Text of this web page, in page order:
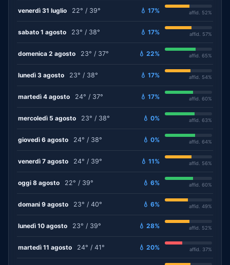
venerdì 31 luglio 22° / 39° 💧 17% affid. 52%
sabato 1 agosto 23° / 38° 💧 17% affid. 57%
domenica 2 agosto 23° / 37° 💧 22% affid. 65%
lunedì 3 agosto 23° / 38° 💧 17% affid. 54%
martedì 4 agosto 24° / 37° 💧 17% affid. 60%
mercoledì 5 agosto 23° / 38° 💧 0% affid. 63%
giovedì 6 agosto 24° / 38° 💧 0% affid. 64%
venerdì 7 agosto 24° / 39° 💧 11% affid. 56%
oggi 8 agosto 22° / 39° 💧 6% affid. 60%
domani 9 agosto 23° / 40° 💧 6% affid. 49%
lunedì 10 agosto 23° / 39° 💧 28% affid. 52%
martedì 11 agosto 24° / 41° 💧 20% affid. 37%